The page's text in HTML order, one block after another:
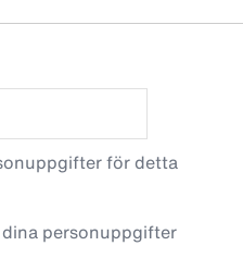
för detta
personuppgifter